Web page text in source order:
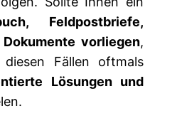
Feldpostbriefe,
vorliegen,
Fällen oftmals
Lösungen und